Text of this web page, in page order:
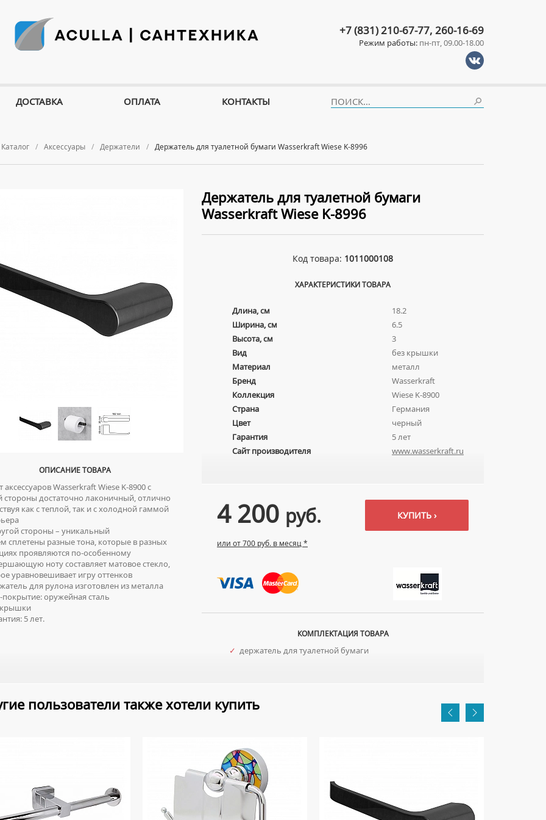
Каталог Аксессуары Держатели Держатель для туалетной бумаги Wasserkraft Wiese K-8996
ОПИСАНИЕ ТОВАРА
аксессуаров Wasserkraft Wiese K-8900 с
стороны достаточно лаконичный, отлично
как с теплой, так и с холодной гаммой
стороны – уникальный
сплетены разные тона, которые в разных
проявляются по-особенному
ноту составляет матовое стекло,
уравновешивает игру оттенков
для рулона изготовлен из металла
покрытие: оружейная сталь
крышки
5 лет.
Держатель для туалетной бумаги
Wasserkraft Wiese K-8996
Код товара: 1011000108
ХАРАКТЕРИСТИКИ ТОВАРА
Длина, см
18.2
Ширина, см
6.5
Высота, см
3
Вид
без крышки
Материал
металл
Бренд
Wasserkraft
Коллекция
Wiese K-8900
Страна
Германия
Цвет
черный
Гарантия
5 лет
Сайт производителя
www.wasserkraft.ru
4 200 руб.
или от 700 руб. в месяц *
КУПИТЬ ›
КОМПЛЕКТАЦИЯ ТОВАРА
✓ держатель для туалетной бумаги
пользователи также хотели купить
+7 (831) 210-67-77, 260-16-69
Режим работы: пн-пт, 09.00-18.00
ДОСТАВКА ОПЛАТА КОНТАКТЫ